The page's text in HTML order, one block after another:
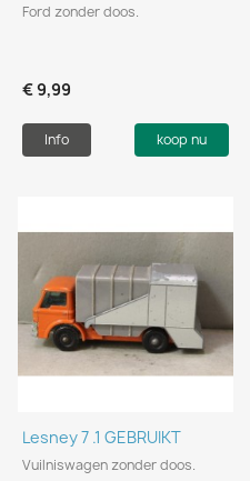
Ford zonder doos.
€ 9,99
Info koop nu
Lesney 7 .1 GEBRUIKT
Vuilniswagen zonder doos.